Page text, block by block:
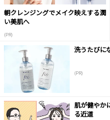
朝クレンジングでメイク映えする潤
い美肌へ
(PR)
洗うたびに
(PR)
肌が健やか
る近道